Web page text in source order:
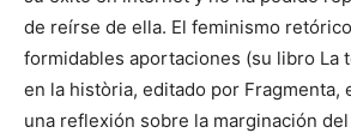
de reírse de ella. El feminismo
formidables aportaciones (su libro La
en la història, editado por Fragmenta,
una reflexión sobre la marginación